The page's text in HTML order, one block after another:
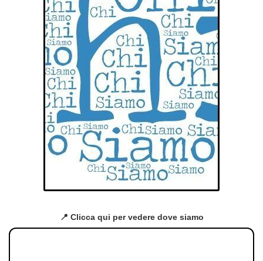
📍 Clicca qui per vedere dove siamo